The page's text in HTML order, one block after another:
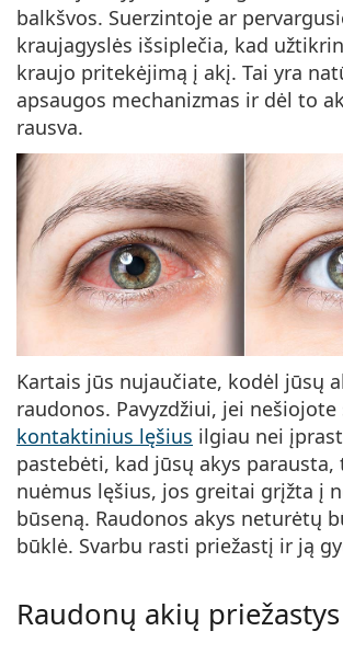
Persol
Prada
Atraskite visus
balkšvos. Suerzintoje ar
kraujagyslės išsiplečia, kad
kraujo pritekėjimą į akį. Tai yra
apsaugos mechanizmas ir dėl to
rausva.
Kartais jūs nujaučiate, kodėl jūsų
raudonos. Pavyzdžiui, jei nešiojote
kontaktinius lęšius ilgiau nei
pastebėti, kad jūsų akys parausta,
nuėmus lęšius, jos greitai grįžta į
būseną. Raudonos akys neturėtų
būklė. Svarbu rasti priežastį ir ją
Raudonų akių priežastys